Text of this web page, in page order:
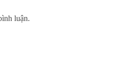
luận.